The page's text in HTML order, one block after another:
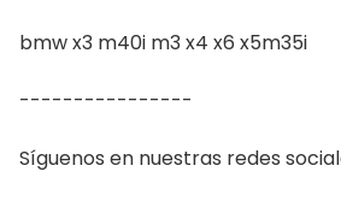
bmw x3 m40i m3 x4 x6 x5m35i
----------------
Síguenos en nuestras redes